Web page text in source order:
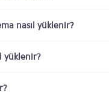
nasıl yüklenir?
yüklenir?